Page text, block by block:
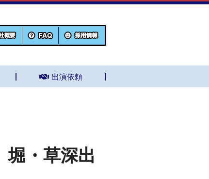
出演依頼
・草深出